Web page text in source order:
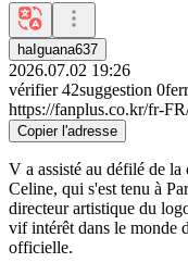
haIguana637
2026.07.02 19:26
vérifier 42suggestion 0
https://fanplus.co.kr/fr-
Copier l'adresse
V a assisté au défilé de
Celine, qui s'est tenu à
directeur artistique du
vif intérêt dans le monde
officielle.